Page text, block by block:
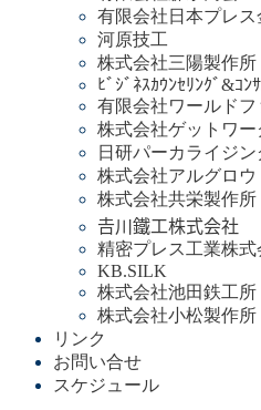
有限会社日本プレス
河原技工
株式会社三陽製作所
ﾋﾞｼﾞﾈｽｶｳﾝｾﾘﾝｸﾞ&ｺﾝ
有限会社ワールドフ
株式会社ゲットワー
日研パーカライジ
株式会社アルグロウ
株式会社共栄製作所
𠮷川鐵工株式会社
精密プレス工業株式
KB.SILK
株式会社池田鉄工所
株式会社小松製作所
リンク
お問い合せ
スケジュール